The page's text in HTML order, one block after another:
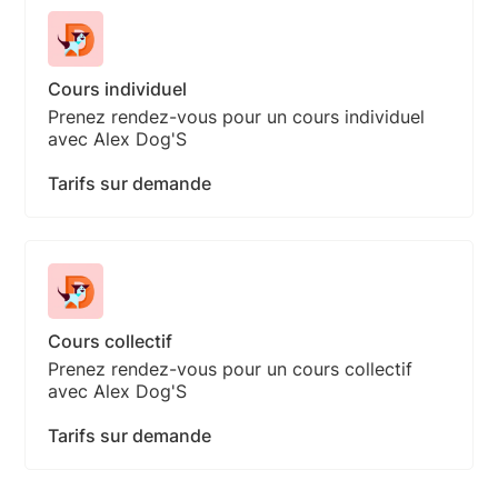
Cours individuel
Prenez rendez-vous pour un cours individuel
avec Alex Dog'S
Tarifs sur demande
Cours collectif
Prenez rendez-vous pour un cours collectif
avec Alex Dog'S
Tarifs sur demande